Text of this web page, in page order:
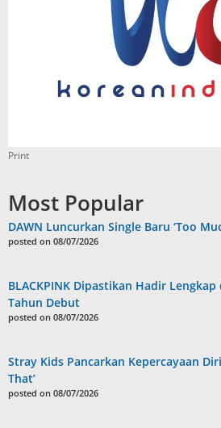
Print
Most Popular
DAWN Luncurkan Single Baru ‘Too
posted on 08/07/2026
BLACKPINK Dipastikan Hadir
Tahun Debut
posted on 08/07/2026
Stray Kids Pancarkan Kepercayaan
That’
posted on 08/07/2026